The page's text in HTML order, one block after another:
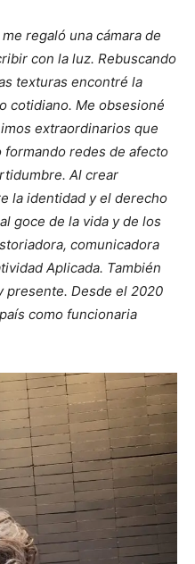
regaló una cámara de
con la luz. Rebuscando
texturas encontré la
cotidiano. Me obsesioné
extraordinarios que
redes de afecto
Al crear
la identidad y el derecho
goce de la vida y de los
comunicadora
Aplicada. También
presente. Desde el 2020
como funcionaria